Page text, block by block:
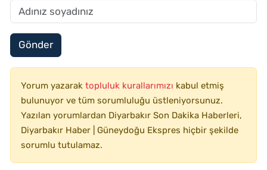
Gönder
Yorum yazarak topluluk kurallarımızı kabul etmiş
bulunuyor ve tüm sorumluluğu üstleniyorsunuz.
Yazılan yorumlardan Diyarbakır Son Dakika Haberleri,
Diyarbakır Haber | Güneydoğu Ekspres hiçbir şekilde
sorumlu tutulamaz.